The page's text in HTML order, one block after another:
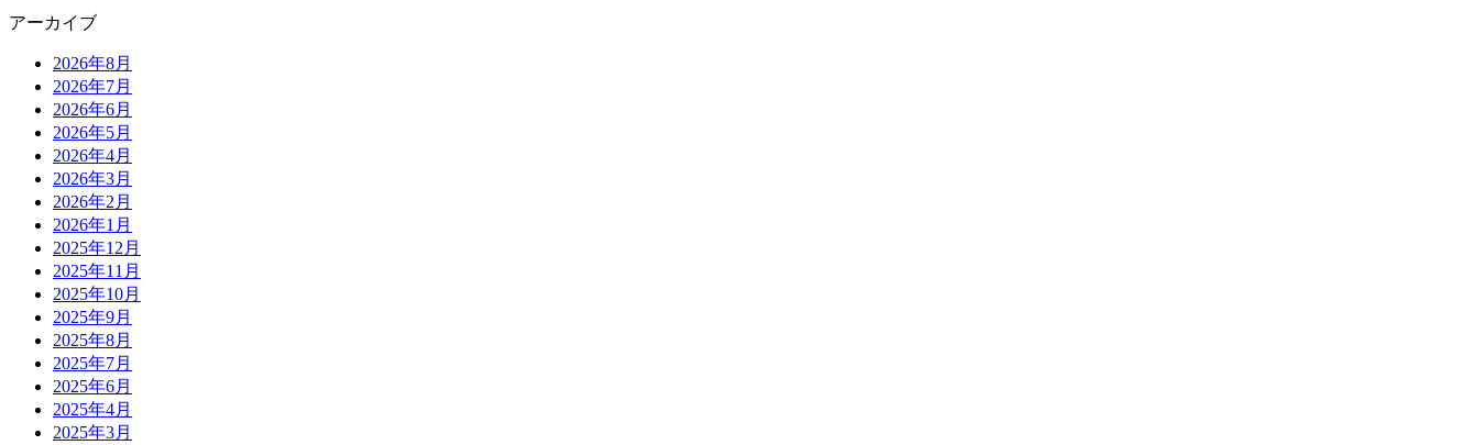
アーカイブ
2026年8月
2026年7月
2026年6月
2026年5月
2026年4月
2026年3月
2026年2月
2026年1月
2025年12月
2025年11月
2025年10月
2025年9月
2025年8月
2025年7月
2025年6月
2025年4月
2025年3月